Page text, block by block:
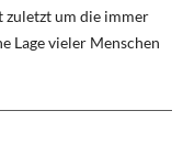
zuletzt um die immer
Lage vieler Menschen